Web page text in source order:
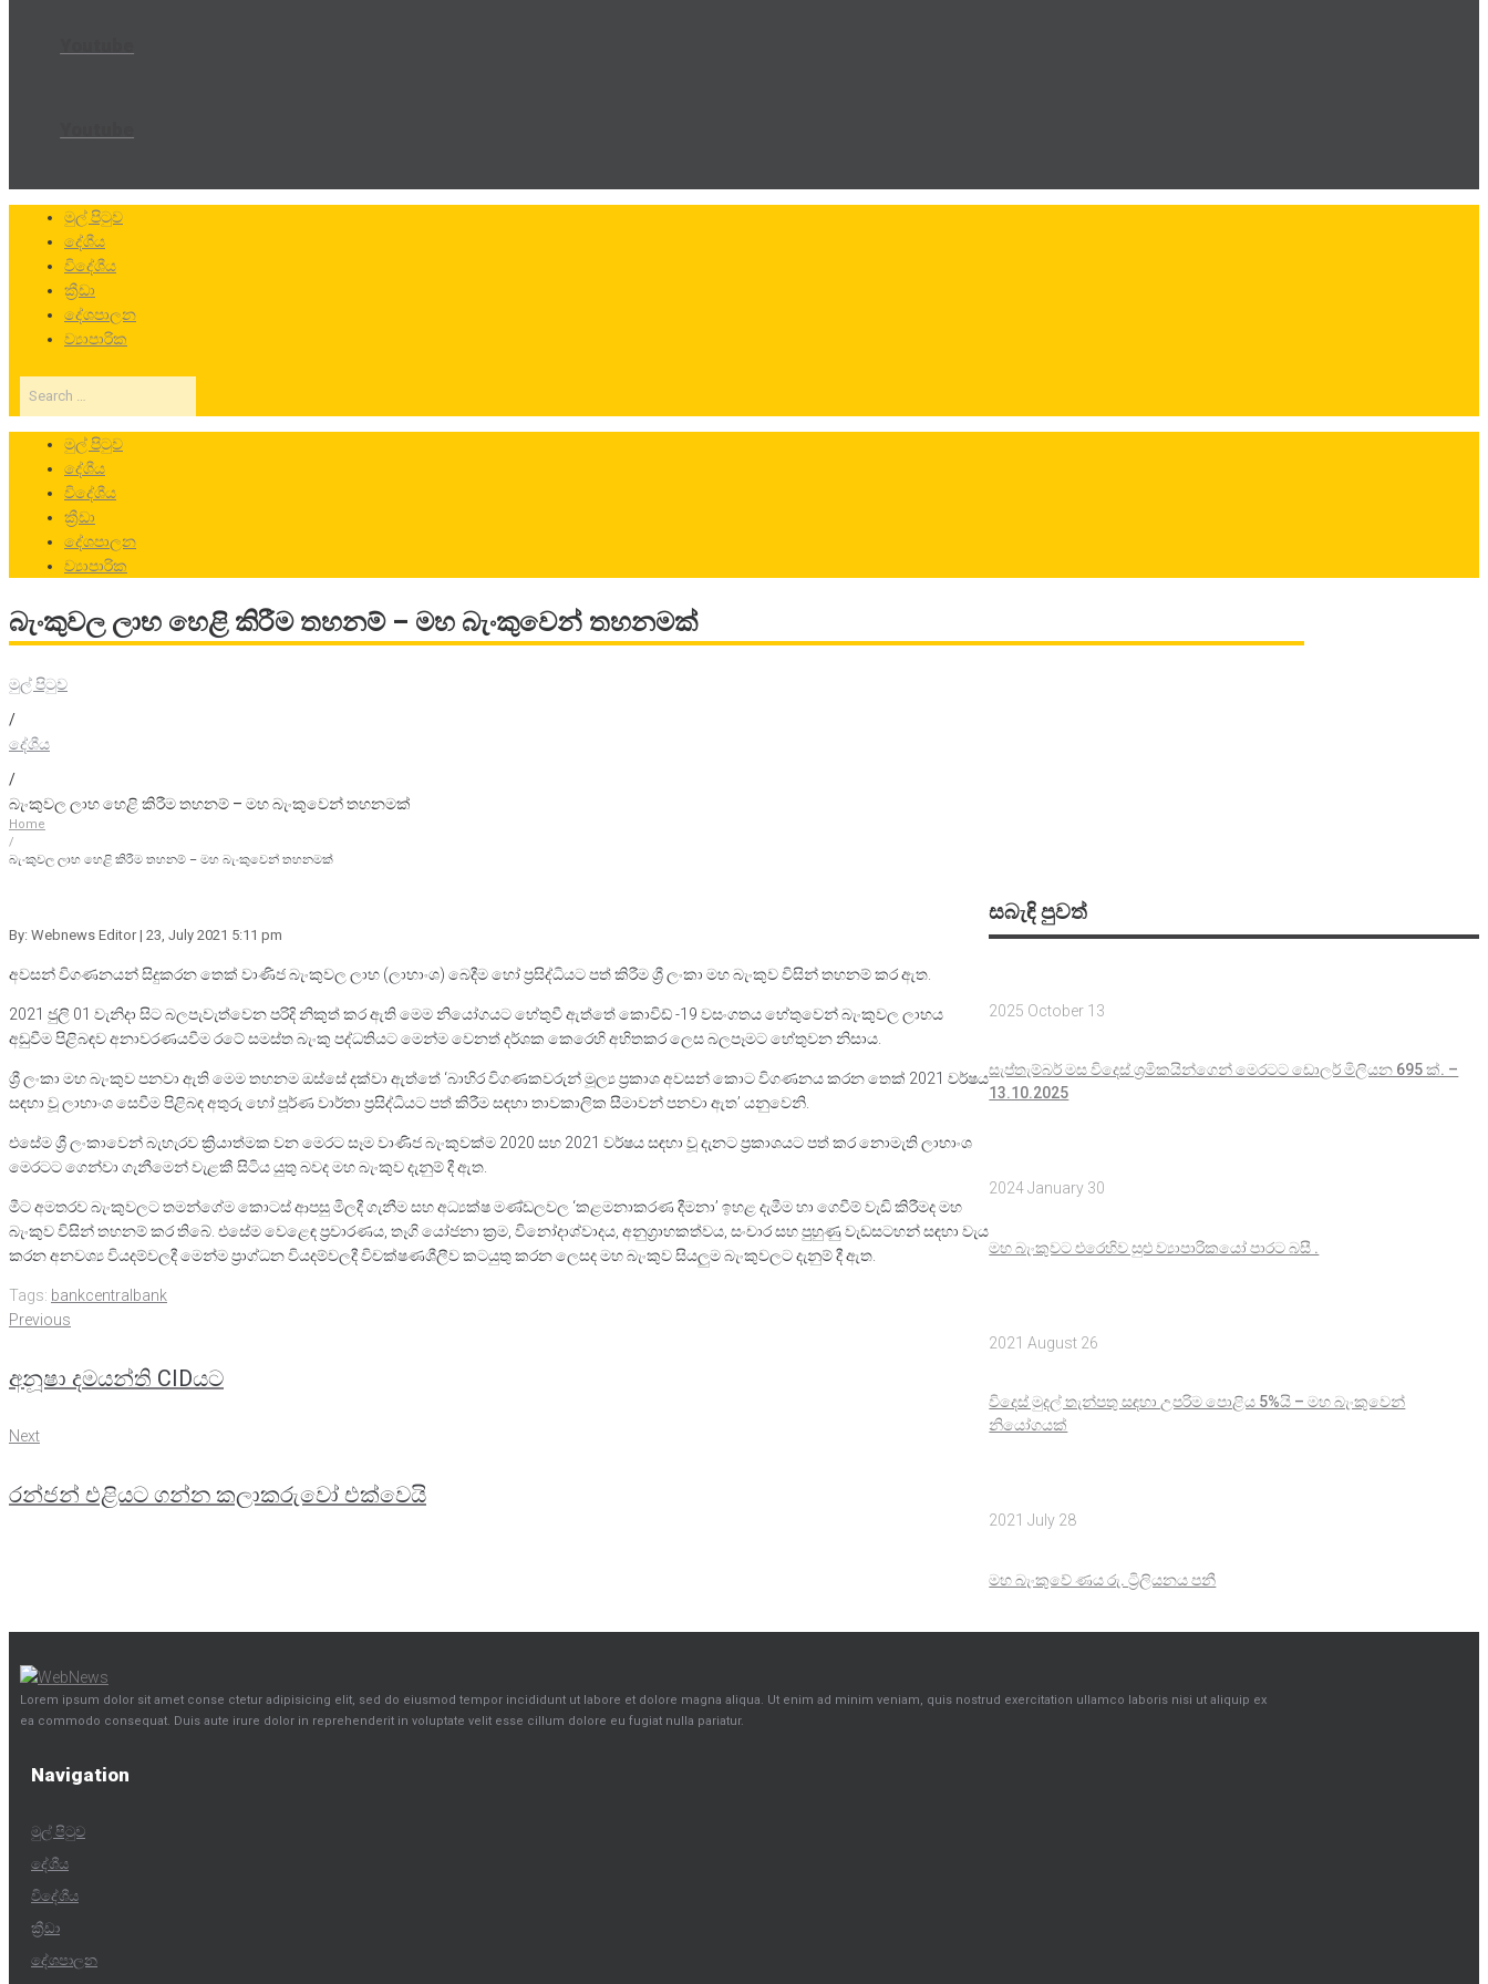
මුල් පිටුව
දේශීය
විදේශීය
ක්‍රීඩා
දේශපාලන
ව්‍යාපාරික
Search
මුල් පිටුව
දේශීය
විදේශීය
ක්‍රීඩා
දේශපාලන
ව්‍යාපාරික
බැංකුවල ලාභ හෙළි කිරීම තහනම් – මහ බැංකුවෙන් තහනමක්
මුල් පිටුව
/
දේශීය
/
බැංකුවල ලාභ හෙළි කිරීම තහනම් – මහ බැංකුවෙන් තහනමක්
Home
/
බැංකුවල ලාභ හෙළි කිරීම තහනම් – මහ බැංකුවෙන් තහනමක්
By: Webnews Editor | 23, July 2021 5:11 pm
අවසන් විගණනයන් සිදුකරන තෙක් වාණිජ බැංකුවල ලාභ (ලාභාංශ) බෙදීම හෝ ප්‍රසිද්ධියට පත් කිරීම ශ්‍රී ලංකා මහ බැංකුව විසින් තහනම් කර ඇත.
2021 ජුලි 01 වැනිදා සිට බලපැවැත්වෙන පරිදි නිකුත් කර ඇති මෙම නියෝගයට හේතුවී ඇත්තේ කොවිඩ් -19 වසංගතය හේතුවෙන් බැංකුවල ලාභය
අඩුවීම පිළිබඳව අනාවරණයවීම රටේ සමස්ත බැංකු පද්ධතියට මෙන්ම වෙනත් දර්ශක කෙරෙහි අහිතකර ලෙස බලපෑමට හේතුවන නිසාය.
ශ්‍රී ලංකා මහ බැංකුව පනවා ඇති මෙම තහනම ඔස්සේ දක්වා ඇත්තේ ‘බාහිර විගණකවරුන් මූල්‍ය ප්‍රකාශ අවසන් කොට විගණනය කරන තෙක් 2021 වර්ෂය
සඳහා වූ ලාභාංශ සෙවීම පිළිබඳ අතුරු හෝ පූර්ණ වාර්තා ප්‍රසිද්ධියට පත් කිරීම සඳහා තාවකාලික සීමාවන් පනවා ඇත’ යනුවෙනි.
එසේම ශ්‍රී ලංකාවෙන් බැහැරව ක්‍රියාත්මක වන මෙරට සෑම වාණිජ බැංකුවක්ම 2020 සහ 2021 වර්ෂය සඳහා වූ දැනට ප්‍රකාශයට පත් කර නොමැති ලාභාංශ
මෙරටට ගෙන්වා ගැනීමෙන් වැළකී සිටිය යුතු බවද මහ බැංකුව දැනුම් දී ඇත.
මීට අමතරව බැංකුවලට තමන්ගේම කොටස් ආපසු මිලදී ගැනීම සහ අධ්‍යක්ෂ මණ්ඩලවල ‘කළමනාකරණ දීමනා’ ඉහළ දැමීම හා ගෙවීම් වැඩි කිරීමද මහ
බැංකුව විසින් තහනම් කර තිබේ. එසේම වෙළෙඳ ප්‍රචාරණය, තෑගි යෝජනා ක්‍රම, විනෝදාශ්වාදය, අනුග්‍රාහකත්වය, සංචාර සහ පුහුණු වැඩසටහන් සඳහා වැය
කරන අනවශ්‍ය වියදම්වලදී මෙන්ම ප්‍රාග්ධන වියදම්වලදී විචක්ෂණශීලීව කටයුතු කරන ලෙසද මහ බැංකුව සියලුම බැංකුවලට දැනුම් දී ඇත.
Tags: bankcentralbank
Post
navigation
Previous
Previous
අනූෂා දමයන්ති CIDයට
Next
Next
රන්ජන් එළියට ගන්න කලාකරුවෝ එක්වෙයි
සබැඳි පුවත්
2025 October 13
සැප්තැම්බර් මස විදෙස් ශ්‍රමිකයින්ගෙන් මෙරටට ඩොලර් මිලියන 695 ක්. –
13.10.2025
2024 January 30
මහ බැංකුවට එරෙහිව සුළු ව්‍යාපාරිකයෝ පාරට බසී .
2021 August 26
විදෙස් මුදල් තැන්පතු සඳහා උපරිම පොළිය 5%යි – මහ බැංකුවෙන්
නියෝගයක්
2021 July 28
මහ බැංකුවේ ණය රු. ට්‍රිලියනය පනී
Lorem ipsum dolor sit amet conse ctetur adipisicing elit, sed do eiusmod tempor incididunt ut labore et dolore magna aliqua. Ut enim ad minim veniam, quis nostrud exercitation ullamco laboris nisi ut aliquip ex
ea commodo consequat. Duis aute irure dolor in reprehenderit in voluptate velit esse cillum dolore eu fugiat nulla pariatur.
Navigation
මුල් පිටුව
දේශීය
විදේශීය
ක්‍රීඩා
දේශපාලන